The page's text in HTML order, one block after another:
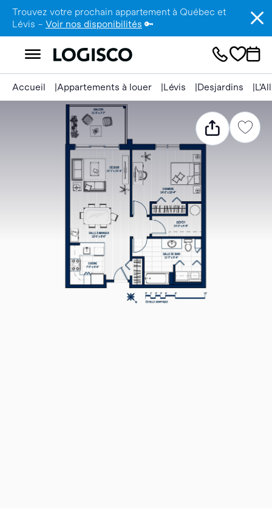
Trouvez votre prochain appartement à Québec et
Lévis – Voir nos disponibilités 🔑
Accueil Appartements à louer Lévis Desjardins